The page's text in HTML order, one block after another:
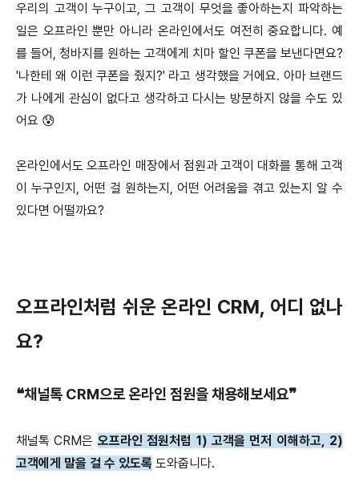
우리의 고객이 누구이고, 그 고객이 무엇을 좋아하는지 파악하는
일은 오프라인 뿐만 아니라 온라인에서도 여전히 중요합니다. 예
를 들어, 청바지를 원하는 고객에게 치마 할인 쿠폰을 보낸다면요?
'나한테 왜 이런 쿠폰을 줬지?' 라고 생각했을 거에요. 아마 브랜드
가 나에게 관심이 없다고 생각하고 다시는 방문하지 않을 수도 있
어요 😰
온라인에서도 오프라인 매장에서 점원과 고객이 대화를 통해 고객
이 누구인지, 어떤 걸 원하는지, 어떤 어려움을 겪고 있는지 알 수
있다면 어떨까요?
오프라인처럼 쉬운 온라인 CRM, 어디 없나
요?
❝채널톡 CRM으로 온라인 점원을 채용해보세요❞
채널톡 CRM은 오프라인 점원처럼 1) 고객을 먼저 이해하고, 2)
고객에게 말을 걸 수 있도록 도와줍니다.